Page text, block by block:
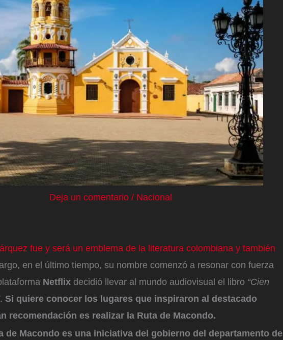
Deja un comentario / Nacional
fue y será un emblema de la literatura colombiana y también
en el último tiempo, su nombre comenzó a resonar con fuerza
Netflix decidió llevar al mundo audiovisual el libro “Cien
. Si quiere conocer los lugares que inspiraron al destacado
recomendación es realizar la Ruta de Macondo.
de Macondo es una iniciativa del gobierno del departamento de